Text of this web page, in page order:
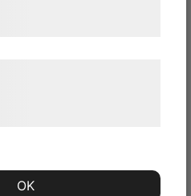
eller transportskadad ska du så
du enligt konsumentköplagen och
inom skälig tid från det att du
dessa lagar att reklamation som
tre år från det att varan har
lösas vid domstol. Kan den även
till STR:s reklamationsnämnd.
OK